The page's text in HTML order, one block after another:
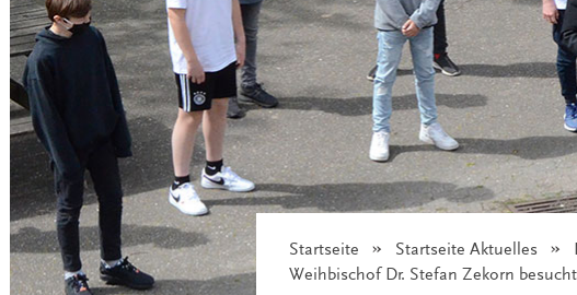
Startseite Startseite Aktuelles
Angezeigt:
Weihbischof Dr. Stefan Zekorn